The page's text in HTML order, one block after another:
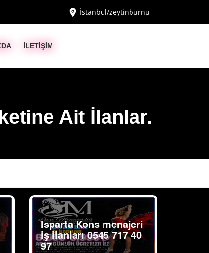
İstanbul/zeytinburnu
İLETİŞİM
Ait İlanlar.
Isparta Kons menajeri
iş ilanları 0545 717 40
97